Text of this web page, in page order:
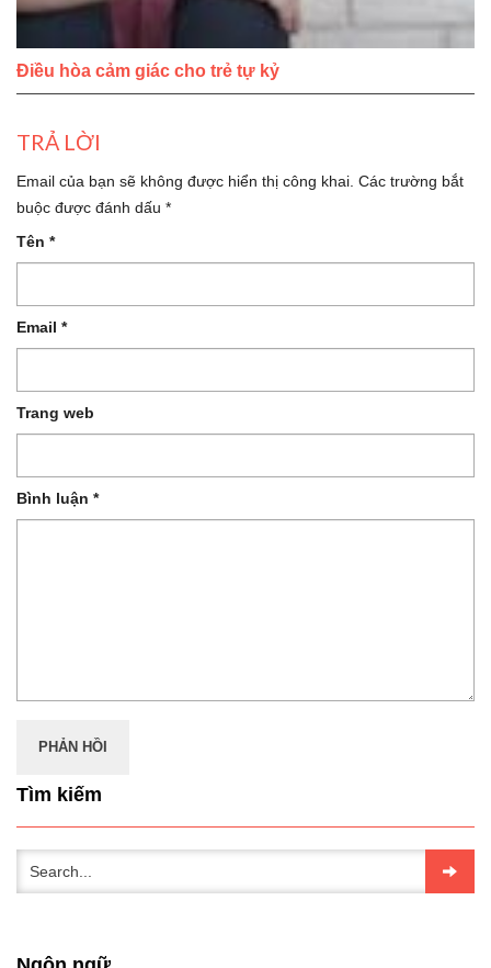
Điều hòa cảm giác cho trẻ tự kỷ
TRẢ LỜI
Email của bạn sẽ không được hiển thị công khai. Các trường bắt
buộc được đánh dấu *
Tên *
Email *
Trang web
Bình luận *
Tìm kiếm